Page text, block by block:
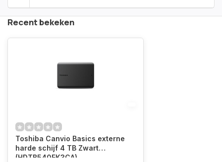
Recent bekeken
Toshiba Canvio Basics externe
harde schijf 4 TB Zwart
(HDTB540EK3CA)